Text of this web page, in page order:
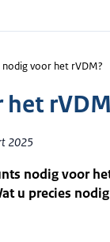
voor het rVDM?
2025
nodig voor
u precies